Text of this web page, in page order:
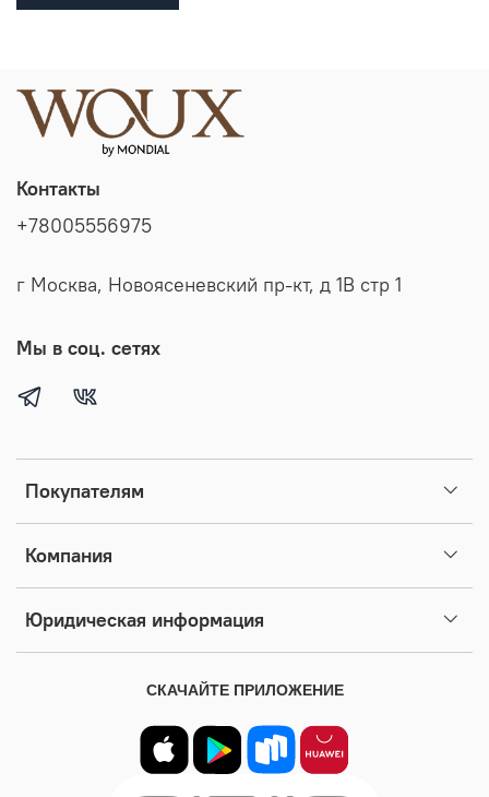
Покупателям
Компания
Юридическая информация
Контакты
+78005556975
г Москва, Новоясеневский пр-кт, д 1В стр 1
Мы в соц. сетях
СКАЧАЙТЕ ПРИЛОЖЕНИЕ